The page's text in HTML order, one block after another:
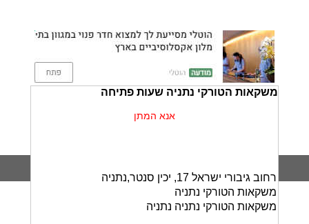
משקאות הטורקי נתניה שעות פתיחה
אנא המתן
רחוב גיבורי ישראל 17, יכין סנטר,נתניה
משקאות הטורקי נתניה
משקאות הטורקי נתניה נתניה